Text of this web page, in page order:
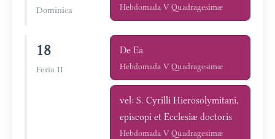
Dominica Hebdomada V Quadragesimæ
18
Feria II
De Ea
Hebdomada V Quadragesimæ
vel: S. Cyrilli Hierosolymitani,
episcopi et Ecclesiæ doctoris
Hebdomada V Quadragesimæ